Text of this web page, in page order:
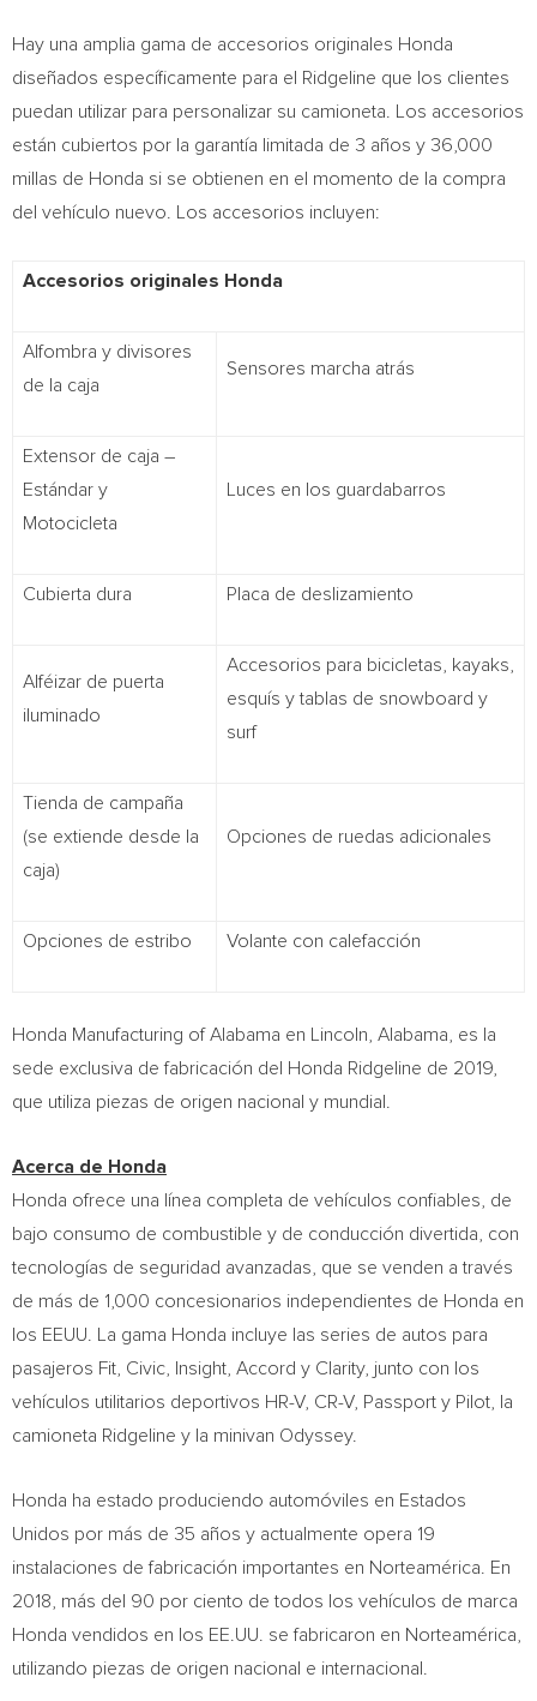
Hay una amplia gama de accesorios originales Honda
diseñados específicamente para el Ridgeline que los clientes
puedan utilizar para personalizar su camioneta. Los accesorios
están cubiertos por la garantía limitada de 3 años y 36,000
millas de Honda si se obtienen en el momento de la compra
del vehículo nuevo. Los accesorios incluyen:
Accesorios originales Honda
Alfombra y divisores
de la caja
Sensores marcha atrás
Extensor de caja –
Estándar y
Motocicleta
Luces en los guardabarros
Cubierta dura Placa de deslizamiento
Alféizar de puerta
iluminado
Accesorios para bicicletas, kayaks,
esquís y tablas de snowboard y
surf
Tienda de campaña
(se extiende desde la
caja)
Opciones de ruedas adicionales
Opciones de estribo Volante con calefacción
Honda Manufacturing ofAlabama en Lincoln, Alabama , es la
sede exclusiva de fabricación del Honda Ridgeline de 2019,
que utiliza piezas de origen nacional y mundial.
Acerca de Honda
Honda ofrece una línea completa de vehículos confiables, de
bajo consumo de combustible y de conducción divertida, con
tecnologías de seguridad avanzadas, que se venden a través
de más de 1,000 concesionarios independientes de Honda en
los EEUU. La gama Honda incluye las series de autos para
pasajeros Fit, Civic, Insight, Accord y Clarity, junto con los
vehículos utilitarios deportivos HR-V, CR-V, Passport y Pilot, la
camioneta Ridgeline y la minivan Odyssey.
Honda ha estado produciendo automóviles en Estados
Unidos por más de 35 años y actualmente opera 19
instalaciones de fabricación importantes en Norteamérica. En
2018, más del 90 por ciento de todos los vehículos de marca
Honda vendidos en los EE.UU. se fabricaron en Norteamérica,
utilizando piezas de origen nacional e internacional.